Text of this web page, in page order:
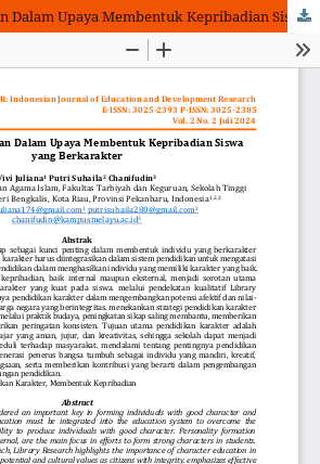
Strategi Pendidikan Dalam Upaya Membentuk Kepribadian Siswa yang Berkarakter